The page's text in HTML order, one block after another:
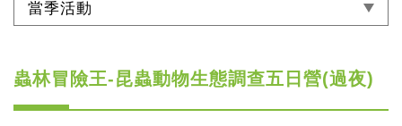
當季活動
蟲林冒險王-昆蟲動物生態調查五日營(過夜)